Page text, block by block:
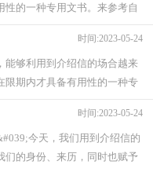
性的一种专用文书。来参考自
时间:2023-05-24
能够利用到介绍信的场合越来
限期内才具备有用性的一种专
时间:2023-05-24
今天，我们用到介绍信的
们的身份、来历，同时也赋予